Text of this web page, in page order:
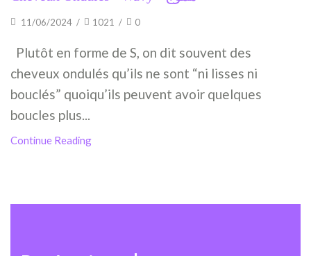
11/06/2024 / 1021 / 0
Plutôt en forme de S, on dit souvent des
cheveux ondulés qu’ils ne sont “ni lisses ni
bouclés” quoiqu’ils peuvent avoir quelques
boucles plus...
Continue Reading